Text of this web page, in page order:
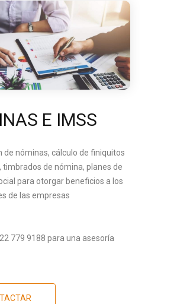
E IMSS
de nóminas, cálculo de finiquitos
timbrados de nómina, planes de
para otorgar beneficios a los
de las empresas
779 9188 para una asesoría